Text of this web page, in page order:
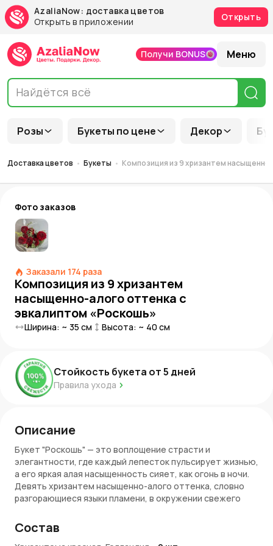
AzaliaNow: доставка цветов
Открыть в приложении
Открыть
Розы Букеты по цене Декор
Получи BONUS Меню
Доставка цветов Букеты Композиция из 9 хризантем
Фото заказов
Заказали 174 раза
Композиция из 9 хризантем
насыщенно-алого оттенка с
эвкалиптом «Роскошь»
Ширина: ~ 35 см Высота: ~ 40 см
Стойкость букета от5 дней
Правила ухода
Описание
Букет "Роскошь" — это воплощение страсти и
элегантности, где каждый лепесток пульсирует жизнью,
а его яркая алая насыщенность сияет, как огонь в ночи.
Девять хризантем насыщенно-алого оттенка, словно
разгорающиеся языки пламени, в окружении свежего
Этот букет — как волшебное заклинание, которое
пробуждает чувства и вызывает в сердце бурю эмоций,
Состав